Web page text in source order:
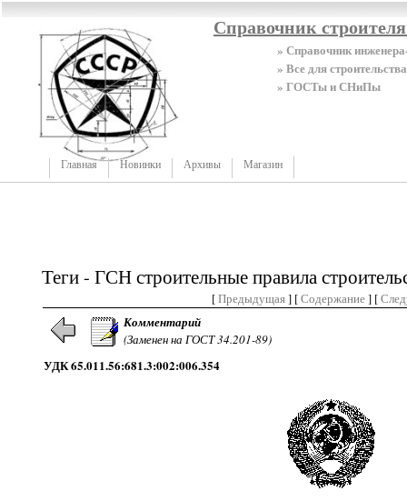
Справочник
» Справочник
» Все для строительства
» ГОСТы и СНиПы
Главная Новинки Архивы Магазин
Теги - ГСН строительные правила
[Предыдущая] [Содержание] [
Комментарий
(Заменен на ГОСТ 34.201-89)
УДК 65.011.56:681.3:002:006.354